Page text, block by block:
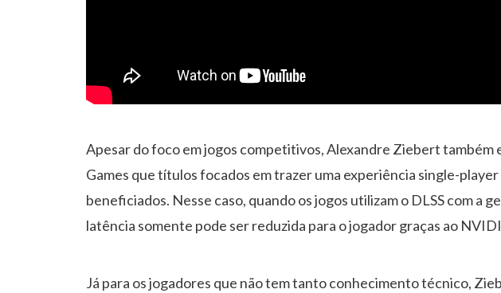
Apesar do foco em jogos competitivos, Alexandre Ziebert também
Games que títulos focados em trazer uma experiência single-
beneficiados. Nesse caso, quando os jogos utilizam o DLSS com a
latência somente pode ser reduzida para o jogador graças ao
Já para os jogadores que não tem tanto conhecimento técnico,